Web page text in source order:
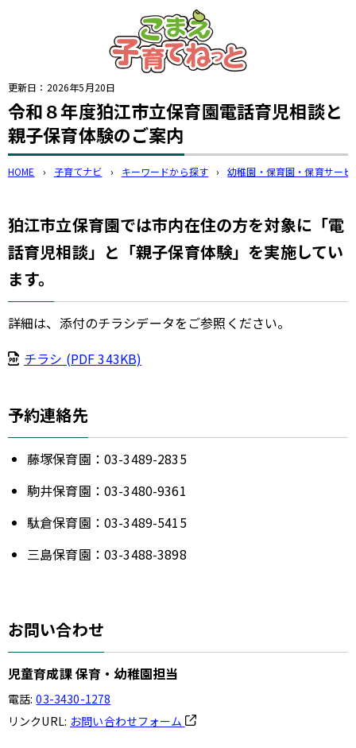
このページの本文へ
更新日： 2026年5月20日
令和８年度狛江市立保育園電話育児相談と
親子保育体験のご案内
HOME › 子育てナビ › キーワードから探す › 幼稚園・保育園・保育サービ
狛江市立保育園では市内在住の方を対象に「電
話育児相談」と「親子保育体験」を実施してい
ます。
詳細は、添付のチラシデータをご参照ください。
チラシ (PDF 343KB)
予約連絡先
藤塚保育園：03-3489-2835
駒井保育園：03-3480-9361
駄倉保育園：03-3489-5415
三島保育園：03-3488-3898
お問い合わせ
児童育成課 保育・幼稚園担当
電話: 03-3430-1278
リンクURL: お問い合わせフォーム